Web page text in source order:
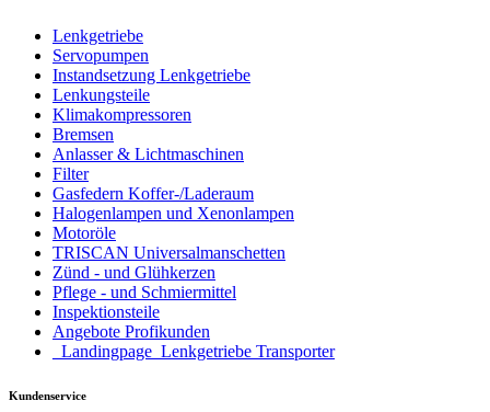
Lenkgetriebe
Servopumpen
Instandsetzung Lenkgetriebe
Lenkungsteile
Klimakompressoren
Bremsen
Anlasser & Lichtmaschinen
Filter
Gasfedern Koffer-/Laderaum
Halogenlampen und Xenonlampen
Motoröle
TRISCAN Universalmanschetten
Zünd - und Glühkerzen
Pflege - und Schmiermittel
Inspektionsteile
Angebote Profikunden
_Landingpage_Lenkgetriebe Transporter
Kundenservice